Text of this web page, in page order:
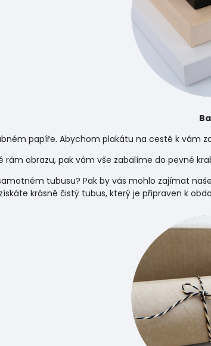
papíře. Abychom plakátu na cestě k vám
rám obrazu, pak vám vše zabalíme do pevné
tubusu? Pak by vás mohlo zajímat
krásně čistý tubus, který je připraven k